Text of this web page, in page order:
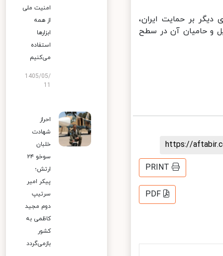
بر حمایت ایران،
و حامیان آن در سطح
https://
PRINT
PDF
امنیت ملی
از همه
ابزارها
استفاده
می‌کنیم
1405/05/
احراز
شهادت
خلبان
سوخو ۲۴
ارتش؛
پیکر امیر
سرتیپ
دوم مجید
کاظمی به
کشور
بازمی‌گردد